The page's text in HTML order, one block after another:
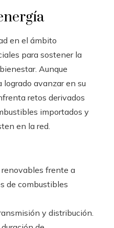
en el ámbito
para sostener la
Aunque
avanzar en su
retos derivados
importados y
en la red.
frente a
de combustibles
y distribución.